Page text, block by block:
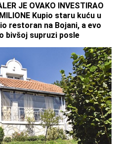
JE OVAKO INVESTIRAO
Kupio staru kuću u
restoran na Bojani, a evo
bivšoj supruzi posle